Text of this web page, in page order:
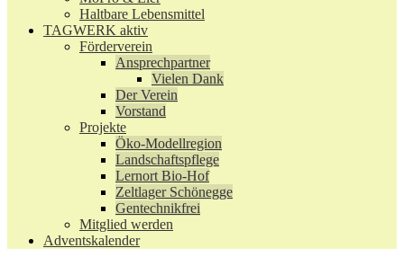
Haltbare Lebensmittel
TAGWERK aktiv
Förderverein
Ansprechpartner
Vielen Dank
Der Verein
Vorstand
Projekte
Öko-Modellregion
Landschaftspflege
Lernort Bio-Hof
Zeltlager Schönegge
Gentechnikfrei
Mitglied werden
Adventskalender